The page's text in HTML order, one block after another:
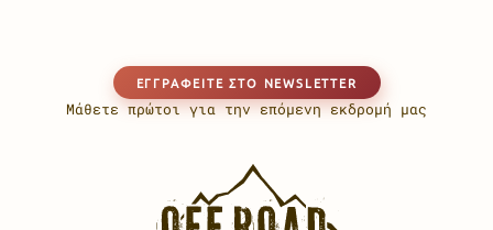
EΓΓΡΑΦΕΊΤΕ ΣΤΟ NEWSLETTER
Μάθετε πρώτοι για την επόμενη εκδρομή μας